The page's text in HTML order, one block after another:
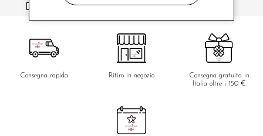
ho letto ed accettato le condizioni sulla privacy.
Consegna rapida Ritiro in negozio
Consegna gratuita in
Italia oltre i 150 €